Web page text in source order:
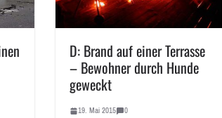
D: Brand auf einer Terrasse
– Bewohner durch Hunde
geweckt
19. Mai 2015 0